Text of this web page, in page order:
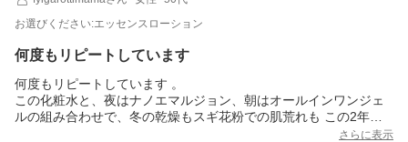
お選びください:エッセンスローション
何度もリピートしています
何度もリピートしています 。
この化粧水と、夜はナノエマルジョン、朝はオールインワンジェ
ルの組み合わせで、冬の乾燥もスギ花粉での肌荒れも この2年間
さらに表示